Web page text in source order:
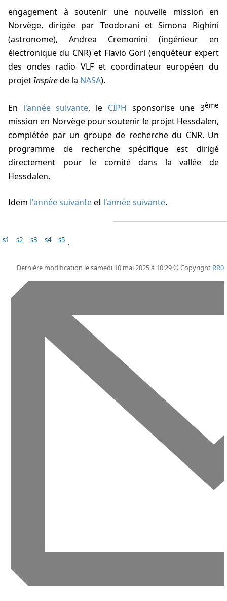
engagement à soutenir une nouvelle mission en
Norvège, dirigée par Teodorani et Simona Righini
(astronome), Andrea Cremonini (ingénieur en
électronique du CNR) et Flavio Gori (enquêteur expert
des ondes radio VLF et coordinateur européen du
projetInspirede la NASA).
En l'année suivante, le CIPH sponsorise une 3ème
mission en Norvège pour soutenir le projet Hessdalen,
complétée par un groupe de recherche du CNR. Un
programme de recherche spécifique est dirigé
directement pour le comité dans la vallée de
Hessdalen.
Idem l'année suivanteet l'année suivante.
s1 s2 s3 s4 s5 .
Dernière modification le samedi 10 mai 2025 à 10:29 © Copyright RR0